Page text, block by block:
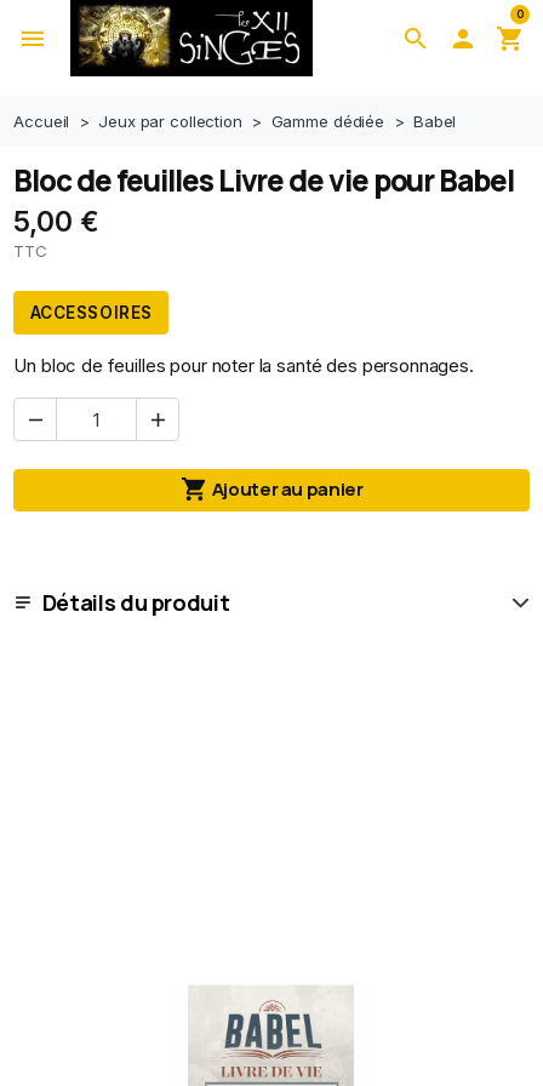
search
menu  shopping_cart
0
Accueil Jeux par collection Gamme dédiée Babel
Bloc de feuilles Livre de vie pour Babel
5,00 €
TTC
ACCESSOIRES
Un bloc de feuilles pour noter la santé des personnages.
 
 Ajouter au panier
Détails du produit